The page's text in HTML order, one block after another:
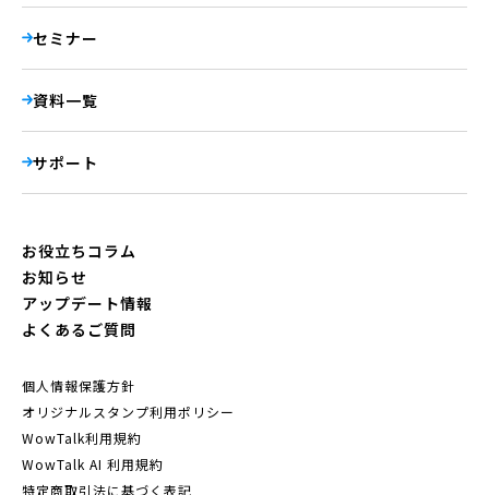
セミナー
資料一覧
サポート
お役立ちコラム
お知らせ
アップデート情報
よくあるご質問
個人情報保護方針
オリジナルスタンプ利用ポリシー
WowTalk利用規約
WowTalk AI 利用規約
特定商取引法に基づく表記